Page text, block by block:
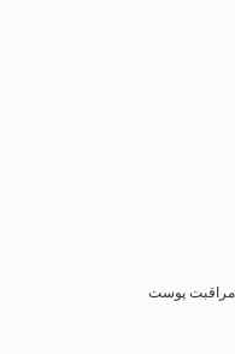
مراقبت پوست